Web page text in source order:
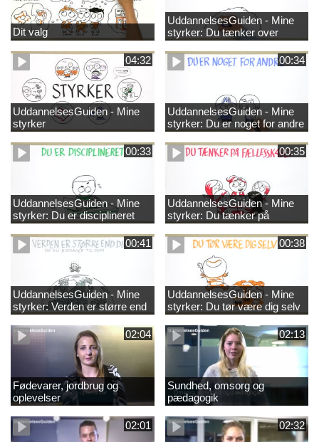
Dit valg
UddannelsesGuiden - Mine
styrker: Du tænker over
tingene
04:32
UddannelsesGuiden - Mine
styrker
00:34
UddannelsesGuiden - Mine
styrker: Du er noget for andre
00:33
UddannelsesGuiden - Mine
styrker: Du er disciplineret
00:35
UddannelsesGuiden - Mine
styrker: Du tænker på
fællesskabet
00:41
UddannelsesGuiden - Mine
styrker: Verden er større end
dig og du bidrager til den
00:38
UddannelsesGuiden - Mine
styrker: Du tør være dig selv
02:04
Fødevarer, jordbrug og
oplevelser
02:13
Sundhed, omsorg og
pædagogik
02:01 02:32